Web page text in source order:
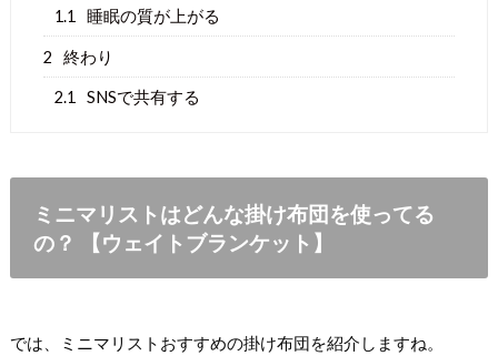
1.1 睡眠の質が上がる
2 終わり
2.1 SNSで共有する
ミニマリストはどんな掛け布団を使ってる
の？ 【ウェイトブランケット】
では、ミニマリストおすすめの掛け布団を紹介しますね。